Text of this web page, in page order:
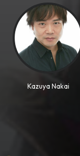
Kazuya Nakai